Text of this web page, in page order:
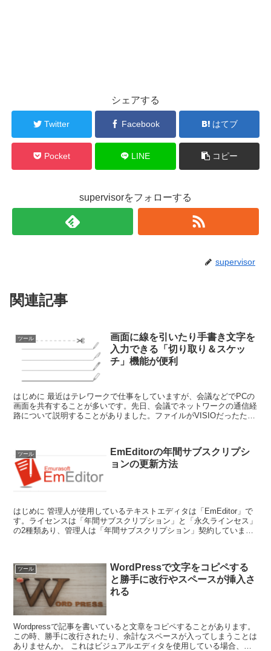
シェアする
Twitter Facebook はてブ
Pocket LINE コピー
supervisorをフォローする
supervisor
関連記事
ツール
画面に線を引いたり手書き文字を
入力できる「切り取り＆スケッ
チ」機能が便利
はじめに 最近はテレワークで仕事をしていますが、会議などでPCの
画面を共有することが多いです。先日、会議でネットワークの通信経
路について説明することがありました。ファイルがVISIOだったた
ツール
EmEditorの年間サブスクリプシ
ョンの更新方法
はじめに 管理人が使用しているテキストエディタは「EmEditor」で
す。ライセンスは「年間サブスクリプション」と「永久ラインセス」
の2種類あり、管理人は「年間サブスクリプション」契約していま
ツール
WordPressで文字をコピペする
と勝手に改行やスペースが挿入さ
れる
Wordpressで記事を書いていると文章をコピペすることがあります。
この時、勝手に改行されたり、余計なスペースが入ってしまうことは
ありませんか。 これはビジュアルエディタを使用している場合、コ